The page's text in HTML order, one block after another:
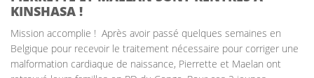
KINSHASA !
Mission accomplie ! Après avoir passé quelques semaines en
Belgique pour recevoir le traitement nécessaire pour corriger une
malformation cardiaque de naissance, Pierrette et Maelan ont